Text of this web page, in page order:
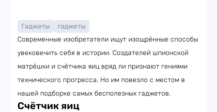
Гаджеты
гаджеты
Современные изобретатели ищут изощрённые способы
увековечить себя в истории. Создателей шпионской
матрёшки и счётчика яиц вряд ли признают гениями
технического прогресса. Но им повезло с местом в
нашей подборке самых бесполезных гаджетов.
Счётчик яиц